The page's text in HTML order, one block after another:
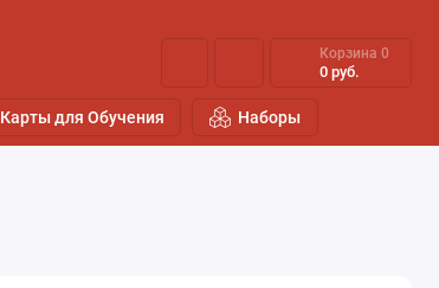
Корзина 0
0 руб.
Карты для Обучения Наборы